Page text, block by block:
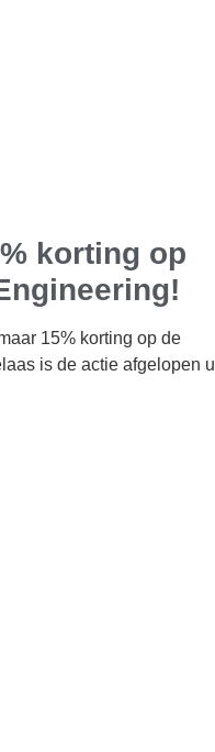
korting op
15% korting op de
is de actie afgelopen u